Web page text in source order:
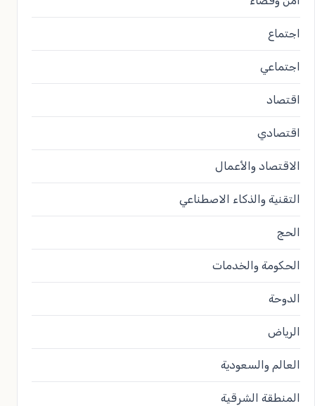
اجتماع
اجتماعي
اقتصاد
اقتصادي
الاقتصاد والأعمال
التقنية والذكاء الاصطناعي
الحج
الحكومة والخدمات
الدوحة
الرياض
العالم والسعودية
المنطقة الشرقية